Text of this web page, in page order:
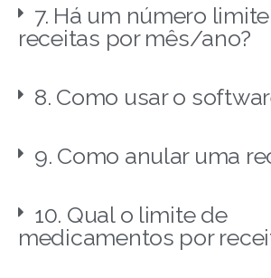
7. Há um número
receitas por mês/ano?
8. Como usar o
9. Como anular uma
10. Qual o limite de
medicamentos por